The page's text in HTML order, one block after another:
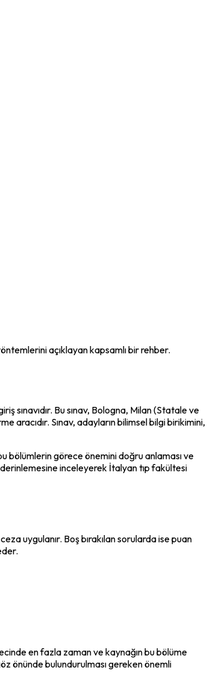
açıklayan kapsamlı bir rehber.
sınavıdır. Bu sınav, Bologna, Milan (Statale ve
Sınav, adayların bilimsel bilgi birikimini,
bölümlerin görece önemini doğru anlaması ve
derinlemesine inceleyerek İtalyan tıp fakültesi
uygulanır. Boş bırakılan sorularda ise puan
en fazla zaman ve kaynağın bu bölüme
önünde bulundurulması gereken önemli